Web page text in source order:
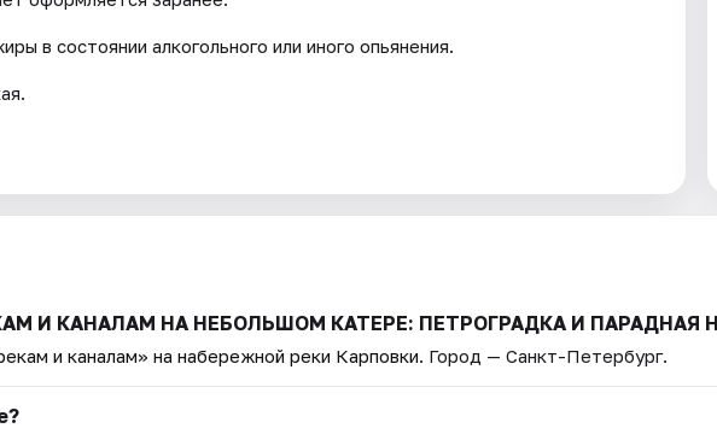
в состоянии алкогольного или иного опьянения.
И КАНАЛАМ НА НЕБОЛЬШОМ КАТЕРЕ: ПЕТРОГРАДКА И ПАРАДНАЯ
и каналам» на набережной реки Карповки. Город — Санкт-Петербург.